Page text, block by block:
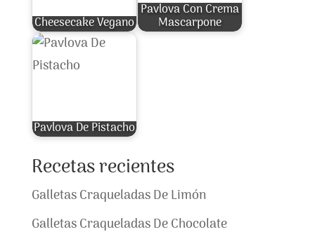
Cheesecake Vegano
Pavlova Con Crema
Mascarpone
Pavlova De Pistacho
Recetas recientes
Galletas Craqueladas De Limón
Galletas Craqueladas De Chocolate